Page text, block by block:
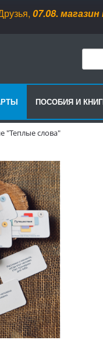
07.08.магазин не
ПОСОБИЯ И
"Теплые слова"